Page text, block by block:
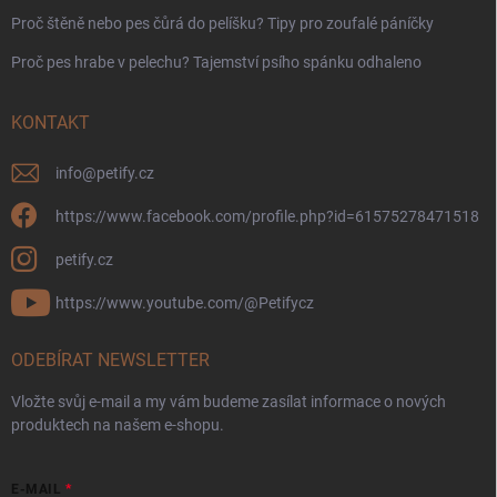
Proč štěně nebo pes čůrá do pelíšku? Tipy pro zoufalé páníčky
Proč pes hrabe v pelechu? Tajemství psího spánku odhaleno
KONTAKT
info@petify.cz
https://www.facebook.com/profile.php?id=61575278471518
petify.cz
https://www.youtube.com/@Petifycz
ODEBÍRAT NEWSLETTER
Vložte svůj e-mail a my vám budeme zasílat informace o nových
produktech na našem e-shopu.
E-MAIL